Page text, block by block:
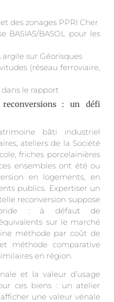
des zonages PPRI Cher
BASIAS/BASOL pour les
argile sur Géorisques
(réseau ferroviaire,
le rapport
: un défi
bâti industriel
ateliers de la Société
friches porcelainières
ensembles ont été ou
en logements, en
publics. Expertiser un
reconversion suppose
: à défaut de
sur le marché
méthode par coût de
méthode comparative
en région.
et la valeur d’usage
ces biens : un atelier
une valeur vénale